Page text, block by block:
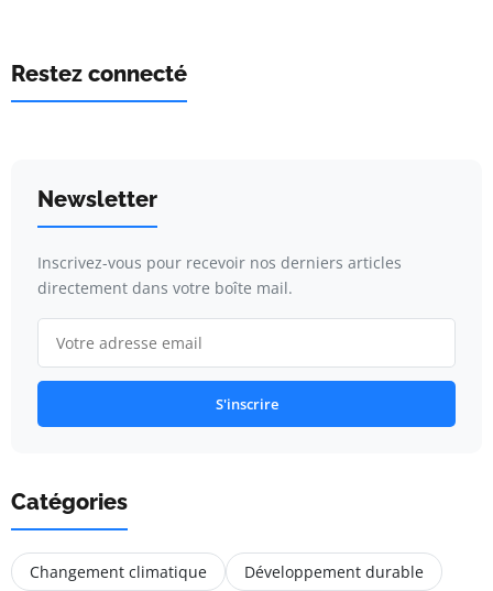
Restez connecté
Newsletter
Inscrivez-vous pour recevoir nos derniers articles
directement dans votre boîte mail.
S'inscrire
Catégories
Changement climatique
Développement durable